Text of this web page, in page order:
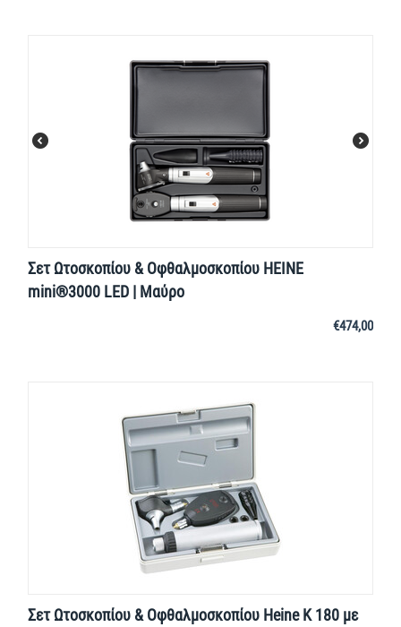
Σετ Ωτοσκοπίου & Οφθαλμοσκοπίου HEINE
mini®3000 LED | Μαύρο
€474,00
Σετ Ωτοσκοπίου & Οφθαλμοσκοπίου Heine K 180 με